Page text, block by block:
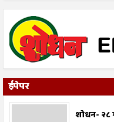
ईपेपर
शोधन- २८